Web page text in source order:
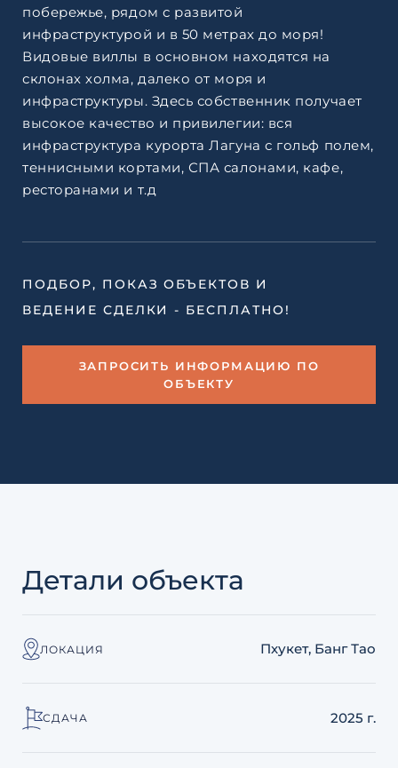
побережье, рядом с развитой
инфраструктурой и в 50 метрах до моря!
Видовые виллы в основном находятся на
склонах холма, далеко от моря и
инфраструктуры. Здесь собственник получает
высокое качество и привилегии: вся
инфраструктура курорта Лагуна с гольф полем,
теннисными кортами, СПА салонами, кафе,
ресторанами и т.д
ПОДБОР, ПОКАЗ ОБЪЕКТОВ И
ВЕДЕНИЕ СДЕЛКИ - БЕСПЛАТНО!
ЗАПРОСИТЬ ИНФОРМАЦИЮ ПО
ОБЪЕКТУ
Детали объекта
ЛОКАЦИЯ Пхукет, Банг Тао
СДАЧА 2025 г.